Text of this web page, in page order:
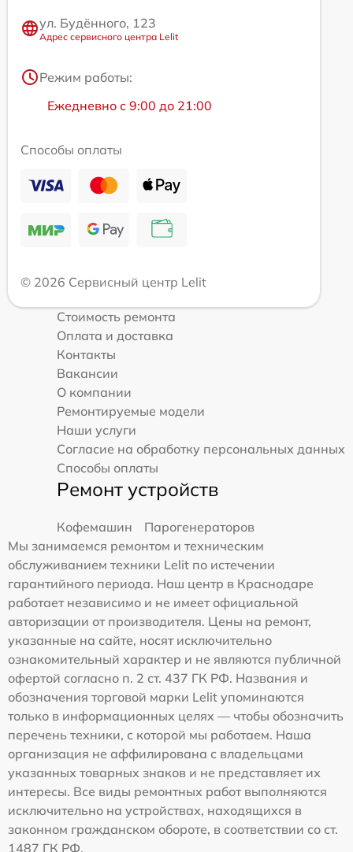
ул. Будённого, 123
Адрес сервисного центра Lelit
Режим работы:
Ежедневно с 9:00 до 21:00
Способы оплаты
© 2026 Сервисный центр Lelit
Стоимость ремонта
Оплата и доставка
Контакты
Вакансии
О компании
Ремонтируемые модели
Наши услуги
Согласие на обработку персональных данных
Способы оплаты
Ремонт устройств
Кофемашин
Парогенераторов
Мы занимаемся ремонтом и техническим
обслуживанием техники Lelit по истечении
гарантийного периода. Наш центр в Краснодаре
работает независимо и не имеет официальной
авторизации от производителя. Цены на ремонт,
указанные на сайте, носят исключительно
ознакомительный характер и не являются публичной
офертой согласно п. 2 ст. 437 ГК РФ. Названия и
обозначения торговой марки Lelit упоминаются
только в информационных целях — чтобы обозначить
перечень техники, с которой мы работаем. Наша
организация не аффилирована с владельцами
указанных товарных знаков и не представляет их
интересы. Все виды ремонтных работ выполняются
исключительно на устройствах, находящихся в
законном гражданском обороте, в соответствии со ст.
1487 ГК РФ.